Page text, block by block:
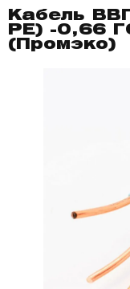
Кабель
PE) -0,66
(Промэко)